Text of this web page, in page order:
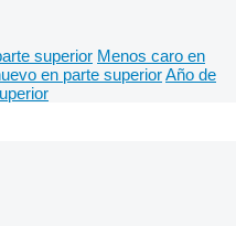
superior Menos caro en
en parte superiorAño de